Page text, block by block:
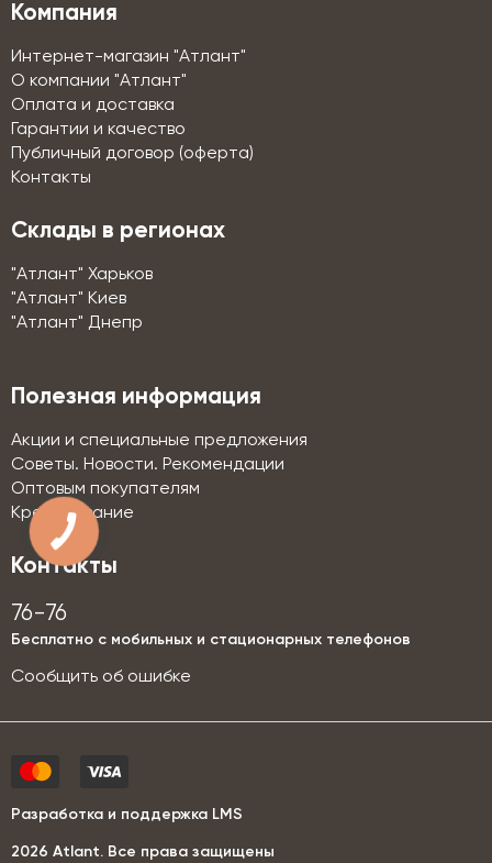
Компания
Интернет-магазин "Атлант"
О компании "Атлант"
Оплата и доставка
Гарантии и качество
Публичный договор (оферта)
Контакты
Склады в регионах
"Атлант" Харьков
"Атлант" Киев
"Атлант" Днепр
Полезная информация
Акции и специальные предложения
Советы. Новости. Рекомендации
Оптовым покупателям
Кредитование
Контакты
76-76
Бесплатно с мобильных и стационарных телефонов
Сообщить об ошибке
2026 Аtlant. Все права защищены
Разработка и поддержка LMS
КНОПКА
СВЯЗИ